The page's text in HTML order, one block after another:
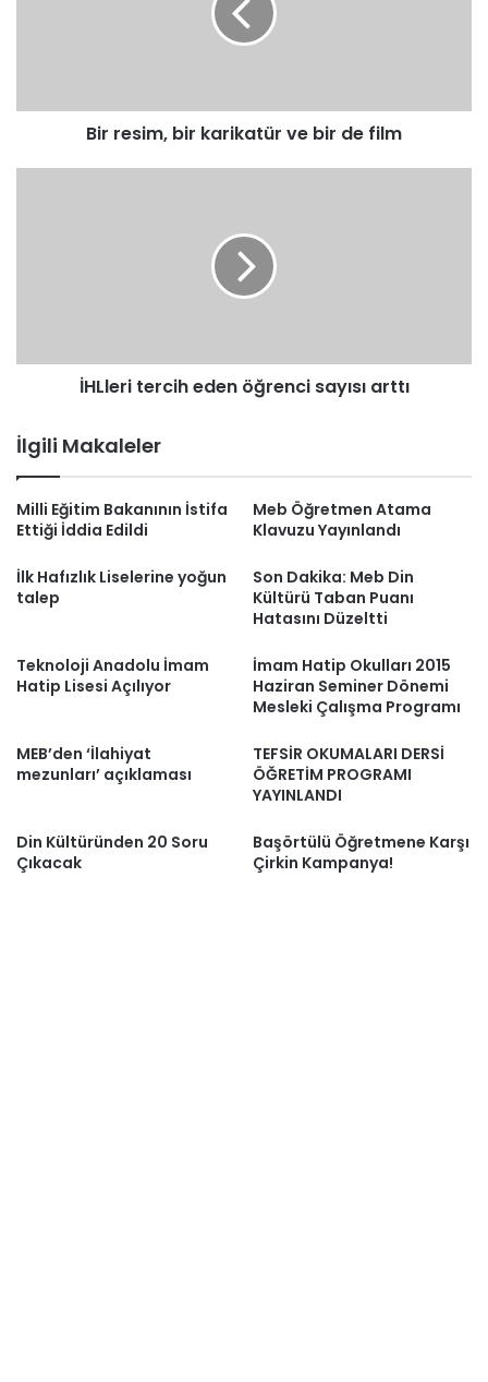
Bir resim, bir karikatür ve bir de film
İHLleri tercih eden öğrenci sayısı arttı
İlgili Makaleler
Milli Eğitim Bakanının İstifa
Ettiği İddia Edildi
Meb Öğretmen Atama
Klavuzu Yayınlandı
İlk Hafızlık Liselerine yoğun
talep
Son Dakika: Meb Din
Kültürü Taban Puanı
Hatasını Düzeltti
Teknoloji Anadolu İmam
Hatip Lisesi Açılıyor
İmam Hatip Okulları 2015
Haziran Seminer Dönemi
Mesleki Çalışma Programı
MEB’den ‘İlahiyat
mezunları’ açıklaması
TEFSİR OKUMALARI DERSİ
ÖĞRETİM PROGRAMI
YAYINLANDI
Din Kültüründen 20 Soru
Çıkacak
Başörtülü Öğretmene Karşı
Çirkin Kampanya!